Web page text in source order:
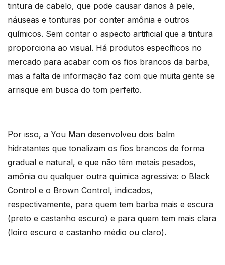
tintura de cabelo, que pode causar danos à pele,
náuseas e tonturas por conter amônia e outros
químicos. Sem contar o aspecto artificial que a tintura
proporciona ao visual. Há produtos específicos no
mercado para acabar com os fios brancos da barba,
mas a falta de informação faz com que muita gente se
arrisque em busca do tom perfeito.
Por isso, a You Man desenvolveu dois balm
hidratantes que tonalizam os fios brancos de forma
gradual e natural, e que não têm metais pesados,
amônia ou qualquer outra química agressiva: o Black
Control e o Brown Control, indicados,
respectivamente, para quem tem barba mais e escura
(preto e castanho escuro) e para quem tem mais clara
(loiro escuro e castanho médio ou claro).